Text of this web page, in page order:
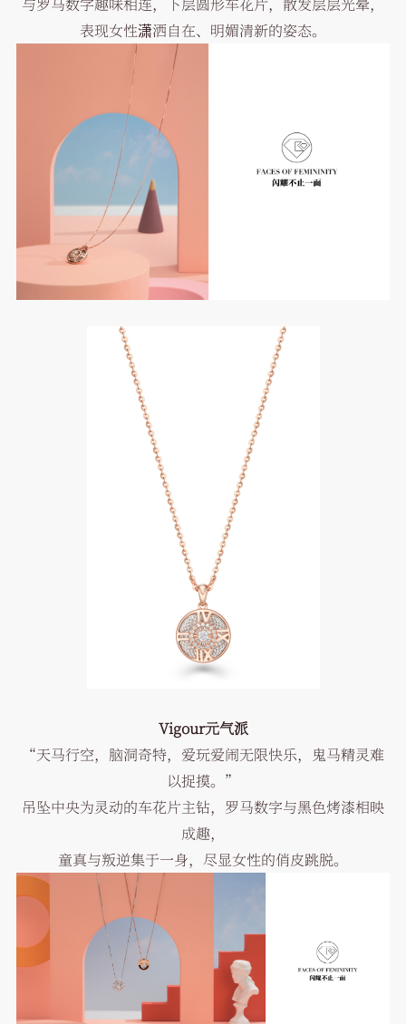
与罗马数字趣味相连，下层圆形车花片，散发层层光晕，
表现女性潇洒自在、明媚清新的姿态。
Vigour元气派
“天马行空，脑洞奇特，爱玩爱闹无限快乐，鬼马精灵难
以捉摸。”
吊坠中央为灵动的车花片主钻，罗马数字与黑色烤漆相映
成趣，
童真与叛逆集于一身，尽显女性的俏皮跳脱。